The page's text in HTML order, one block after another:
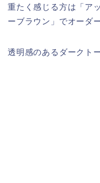
重たく感じる方は「ア
ーブラウン」でオーダ
透明感のあるダークト